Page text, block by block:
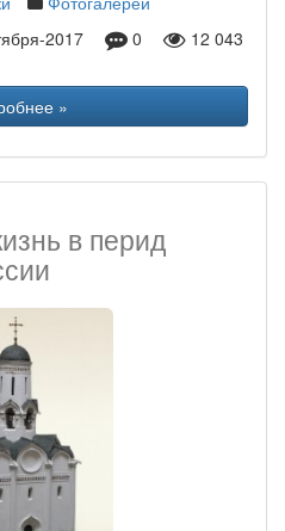
2017
0 12 043
»
в перид